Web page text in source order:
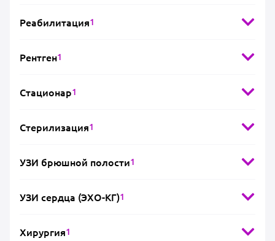
Реабилитация1
Рентген1
Стационар1
Стерилизация1
УЗИ брюшной полости1
УЗИ сердца (ЭХО-КГ)1
Хирургия1